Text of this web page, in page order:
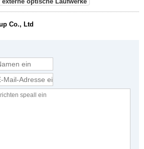
Co., Ltd